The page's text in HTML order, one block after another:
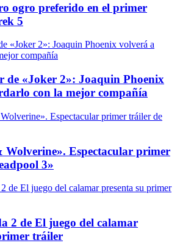
ogro preferido en el primer
5
de «Joker 2»: Joaquin Phoenix
con la mejor compañía
Wolverine». Espectacular primer
3»
2 de El juego del calamar
tráiler